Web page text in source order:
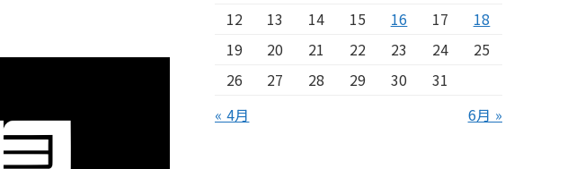
12
13 14 15 16 17
18
19
20 21 22 23 24
25
26
27 28 29 30
31
« 4月
6月 »